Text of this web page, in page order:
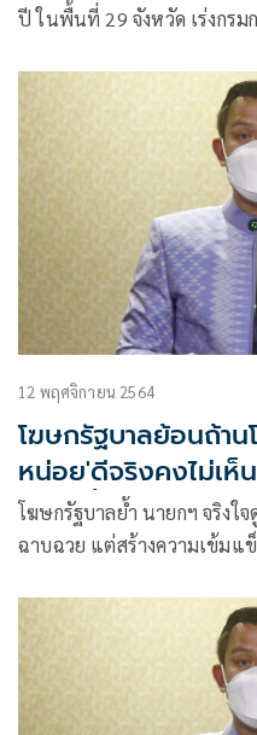
ปี ในพื้นที่ 29 จังหวัด เร่งกรม
12 พฤศจิกายน 2564
โฆษกรัฐบาลย้อนถ้า
หน่อย'ดีจริงคงไม่เห็
ทุกวันนี้
โฆษกรัฐบาลย้ำ นายกฯ จริงใ
ฉาบฉวย แต่สร้างความเข้มแ
ทนทุกข์จนถึงทุกวันนี้